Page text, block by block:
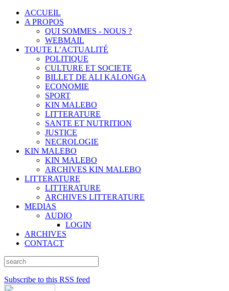
ACCUEIL
A PROPOS
QUI SOMMES - NOUS ?
WEBMAIL
TOUTE L’ACTUALITÉ
POLITIQUE
CULTURE ET SOCIETE
BILLET DE ALI KALONGA
ECONOMIE
SPORT
KIN MALEBO
LITTERATURE
SANTE ET NUTRITION
JUSTICE
NECROLOGIE
KIN MALEBO
KIN MALEBO
ARCHIVES KIN MALEBO
LITTERATURE
LITTERATURE
ARCHIVES LITTERATURE
MEDIAS
AUDIO
LOGIN
ARCHIVES
CONTACT
Subscribe to this RSS feed